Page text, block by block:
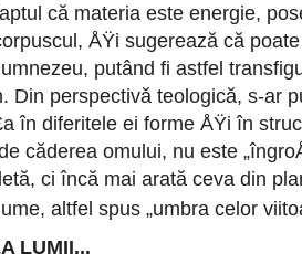
că materia este energie,
ÅŸi sugerează că
putând fi astfel
Din perspectivă teologică, s-ar
în diferitele ei forme ÅŸi în
căderea omului, nu este
ci încă mai arată ceva din
altfel spus „umbra celor
LUMII...